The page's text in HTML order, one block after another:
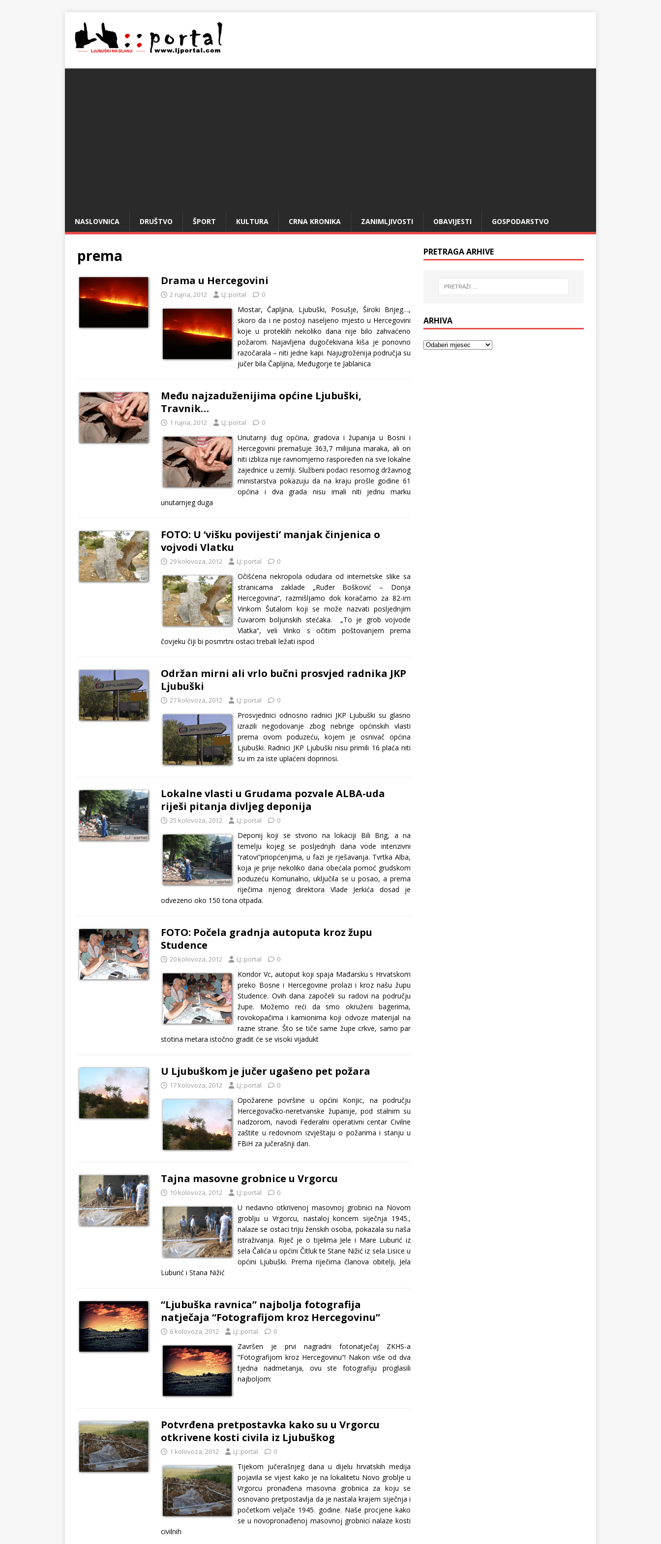
NASLOVNICA DRUŠTVO ŠPORT KULTURA CRNA KRONIKA ZANIMLJIVOSTI OBAVIJESTI GOSPODARSTVO
prema
Drama u Hercegovini
2 rujna, 2012 LJ::portal 0
Mostar, Čapljina, Ljubuški, Posušje, Široki Brijeg…,
skoro da i ne postoji naseljeno mjesto u Hercegovini
koje u proteklih nekoliko dana nije bilo zahvaćeno
požarom. Najavljena dugočekivana kiša je ponovno
razočarala – niti jedne kapi. Najugroženija područja su
jučer bila Čapljina, Međugorje te Jablanica
Među najzaduženijima općine Ljubuški,
Travnik…
1 rujna, 2012 LJ::portal 0
Unutarnji dug općina, gradova i županija u Bosni i
Hercegovini premašuje 363,7 milijuna maraka, ali on
niti izbliza nije ravnomjerno raspoređen na sve lokalne
zajednice u zemlji. Službeni podaci resornog državnog
ministarstva pokazuju da na kraju prošle godine 61
općina i dva grada nisu imali niti jednu marku
unutarnjeg duga
FOTO: U ‘višku povijesti’ manjak činjenica o
vojvodi Vlatku
29 kolovoza, 2012 LJ::portal 0
Očišćena nekropola odudara od internetske slike sa
stranicama zaklade „Ruđer Bošković – Donja
Hercegovina“, razmišljamo dok koračamo za 82-im
Vinkom Šutalom koji se može nazvati posljednjim
čuvarom boljunskih stećaka. „To je grob vojvode
Vlatka“, veli Vinko s očitim poštovanjem prema
čovjeku čiji bi posmrtni ostaci trebali ležati ispod
Održan mirni ali vrlo bučni prosvjed radnika JKP
Ljubuški
27 kolovoza, 2012 LJ::portal 0
Prosvjednici odnosno radnici JKP Ljubuški su glasno
izrazili negodovanje zbog nebrige općinskih vlasti
prema ovom poduzeću, kojem je osnivač općina
Ljubuški. Radnici JKP Ljubuški nisu primili 16 plaća niti
su im za iste uplaćeni doprinosi.
Lokalne vlasti u Grudama pozvale ALBA-uda
riješi pitanja divljeg deponija
25 kolovoza, 2012 LJ::portal 0
Deponij koji se stvorio na lokaciji Bili Brig, a na
temelju kojeg se posljednjih dana vode intenzivni
“ratovi”priopćenjima, u fazi je rješavanja. Tvrtka Alba,
koja je prije nekoliko dana obećala pomoć grudskom
poduzeću Komunalno, uključila se u posao, a prema
riječima njenog direktora Vlade Jerkića dosad je
odvezeno oko 150 tona otpada.
FOTO: Počela gradnja autoputa kroz župu
Studence
20 kolovoza, 2012 LJ::portal 0
Koridor Vc, autoput koji spaja Mađarsku s Hrvatskom
preko Bosne i Hercegovine prolazi i kroz našu župu
Studence. Ovih dana započeli su radovi na području
župe. Možemo reći da smo okruženi bagerima,
rovokopačima i kamionima koji odvoze materijal na
razne strane. Što se tiče same župe crkve, samo par
stotina metara istočno gradit će se visoki vijadukt
U Ljubuškom je jučer ugašeno pet požara
17 kolovoza, 2012 LJ::portal 0
Opožarene površine u općini Konjic, na području
Hercegovačko-neretvanske županije, pod stalnim su
nadzorom, navodi Federalni operativni centar Civilne
zaštite u redovnom izvještaju o požarima i stanju u
FBiH za jučerašnji dan.
Tajna masovne grobnice u Vrgorcu
10 kolovoza, 2012 LJ::portal 0
U nedavno otkrivenoj masovnoj grobnici na Novom
groblju u Vrgorcu, nastaloj koncem siječnja 1945.,
nalaze se ostaci triju ženskih osoba, pokazala su naša
istraživanja. Riječ je o tijelima Jele i Mare Luburić iz
sela Čalića u općini Čitluk te Stane Nižić iz sela Lisice u
općini Ljubuški. Prema riječima članova obitelji, Jela
Luburić i Stana Nižić
“Ljubuška ravnica” najbolja fotografija
natječaja “Fotografijom kroz Hercegovinu”
6 kolovoza, 2012 LJ::portal 0
Završen je prvi nagradni fotonatječaj ZKHS-a
“Fotografijom kroz Hercegovinu”! Nakon više od dva
tjedna nadmetanja, ovu ste fotografiju proglasili
najboljom:
Potvrđena pretpostavka kako su u Vrgorcu
otkrivene kosti civila iz Ljubuškog
1 kolovoza, 2012 LJ::portal 0
Tijekom jučerašnjeg dana u dijelu hrvatskih medija
pojavila se vijest kako je na lokalitetu Novo groblje u
Vrgorcu pronađena masovna grobnica za koju se
osnovano pretpostavlja da je nastala krajem siječnja i
početkom veljače 1945. godine. Naše procjene kako
se u novopronađenoj masovnoj grobnici nalaze kosti
civilnih
PRETRAGA ARHIVE
ARHIVA